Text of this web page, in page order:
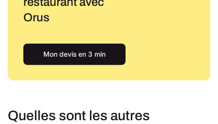
Orus
Mon devis en 3 min
Quelles sont les autres